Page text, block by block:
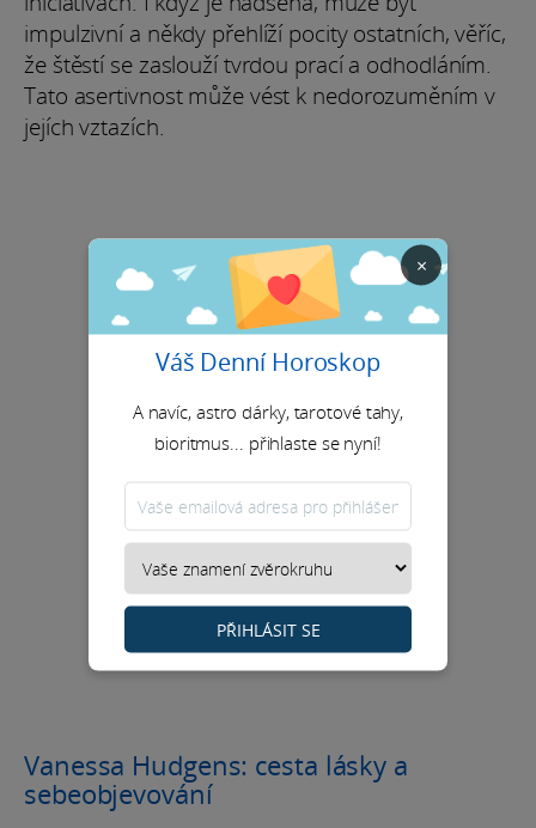
impulzivní a někdy přehlíží pocity ostatních, věříc,
že štěstí se zaslouží tvrdou prací a odhodláním.
Tato asertivnost může vést k nedorozuměním v
jejích vztazích.
Vanessa Hudgens: cesta lásky a
sebeobjevování
×
Váš Denní Horoskop
A navíc, astro dárky, tarotové tahy,
bioritmus... přihlaste se nyní!
PŘIHLÁSIT SE